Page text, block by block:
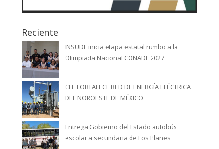
Reciente
INSUDE inicia etapa estatal rumbo a la
Olimpiada Nacional CONADE 2027
CFE FORTALECE RED DE ENERGÍA ELÉCTRICA
DEL NOROESTE DE MÉXICO
Entrega Gobierno del Estado autobús
escolar a secundaria de Los Planes